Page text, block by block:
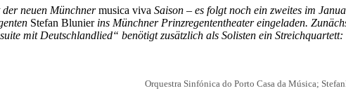
der neuen Münchnermusica viva Saison – es folgt noch ein zweites im
Stefan Blunierins Münchner Prinzregententheater eingeladen.
mit Deutschlandlied“ benötigt zusätzlich als Solisten ein
Orquestra Sinfónica do Porto Casa da Música;